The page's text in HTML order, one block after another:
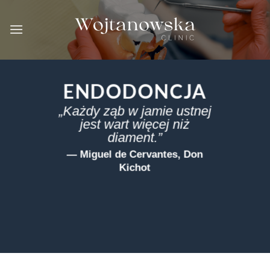
content
ENDODONCJA
„Każdy ząb w jamie ustnej
jest wart więcej niż
diament.”
— Miguel de Cervantes, Don
Kichot